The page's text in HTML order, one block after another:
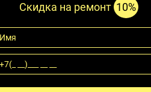
Скидка на ремонт 10%